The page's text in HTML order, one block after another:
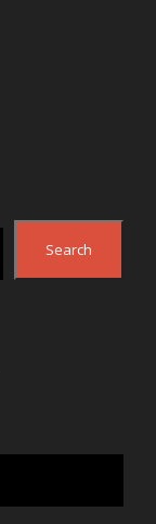
Search